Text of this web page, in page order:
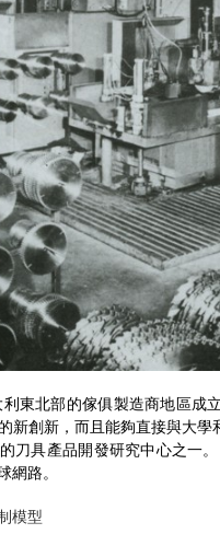
東北部的傢俱製造商地區成
新創新，而且能夠直接與大
刀具產品開發研究中心之一
網路。
模型